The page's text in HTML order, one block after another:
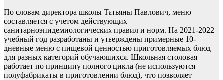
По словам директора школы Татьяны Павлович, меню
составляется с учетом действующих
санитарноэпидемиологических правил и норм. На 2021-2022
учебный год разработаны и утверждены примерные 10-
дневные меню с пищевой ценностью приготовляемых блюд
для разных категорий обучающихся. Школьная столовая
работает по принципу полного цикла (не используются
полуфабрикаты в приготовлении блюд), что позволяет